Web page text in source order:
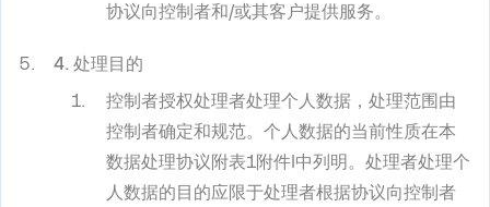
协议向控制者和/或其客户提供服务。
4. 处理目的
控制者授权处理者处理个人数据，处理范围由
控制者确定和规范。个人数据的当前性质在本
数据处理协议附表1附件I中列明。处理者处理个
人数据的目的应限于处理者根据协议向控制者